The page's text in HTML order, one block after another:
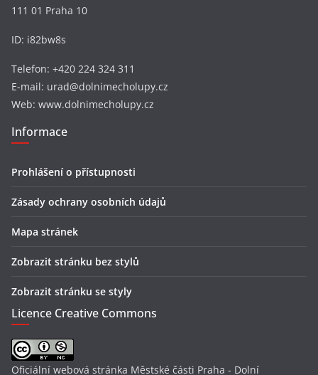
111 01 Praha 10
ID: i82bw8s
Telefon: +420 224 324 311
E-mail: urad@dolnimecholupy.cz
Web: www.dolnimecholupy.cz
Informace
Prohlášení o přístupnosti
Zásady ochrany osobních údajů
Mapa stránek
Zobrazit stránku bez stylů
Zobrazit stránku se styly
Licence Creative Commons
Oficiální webová stránka Městské části Praha - Dolní